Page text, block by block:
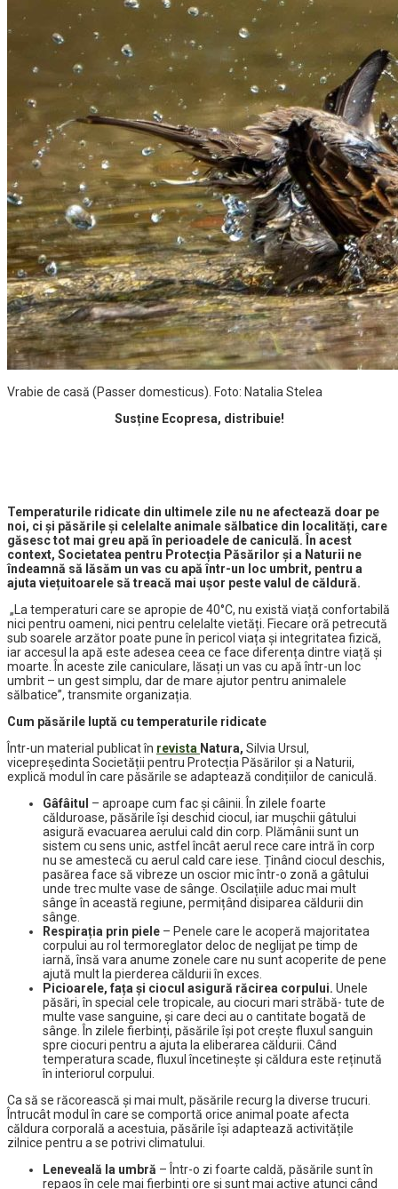
Vrabie de casă (Passer domesticus). Foto: Natalia Stelea
Susține Ecopresa, distribuie!
Temperaturile ridicate din ultimele zile nu ne afectează doar pe
noi, ci și păsările și celelalte animale sălbatice din localități, care
găsesc tot mai greu apă în perioadele de caniculă. În acest
context, Societatea pentru Protecția Păsărilor și a Naturii ne
îndeamnă să lăsăm un vas cu apă într-un loc umbrit, pentru a
ajuta viețuitoarele să treacă mai ușor peste valul de căldură.
„La temperaturi care se apropie de 40°C, nu există viață confortabilă
nici pentru oameni, nici pentru celelalte vietăți. Fiecare oră petrecută
sub soarele arzător poate pune în pericol viața și integritatea fizică,
iar accesul la apă este adesea ceea ce face diferența dintre viață și
moarte. În aceste zile caniculare, lăsați un vas cu apă într-un loc
umbrit – un gest simplu, dar de mare ajutor pentru animalele
sălbatice”, transmite organizația.
Cum păsările luptă cu temperaturile ridicate
Într-un material publicat în revista Natura, Silvia Ursul,
vicepreședinta Societății pentru Protecția Păsărilor și a Naturii,
explică modul în care păsările se adaptează condițiilor de caniculă.
Gâfâitul – aproape cum fac și câinii. În zilele foarte
călduroase, păsările își deschid ciocul, iar mușchii gâtului
asigură evacuarea aerului cald din corp. Plămânii sunt un
sistem cu sens unic, astfel încât aerul rece care intră în corp
nu se amestecă cu aerul cald care iese. Ținând ciocul deschis,
pasărea face să vibreze un oscior mic într-o zonă a gâtului
unde trec multe vase de sânge. Oscilațiile aduc mai mult
sânge în această regiune, permițând disiparea căldurii din
sânge.
Respirația prin piele – Penele care le acoperă majoritatea
corpului au rol termoreglator deloc de neglijat pe timp de
iarnă, însă vara anume zonele care nu sunt acoperite de pene
ajută mult la pierderea căldurii în exces.
Picioarele, fața și ciocul asigură răcirea corpului. Unele
păsări, în special cele tropicale, au ciocuri mari străbă- tute de
multe vase sanguine, și care deci au o cantitate bogată de
sânge. În zilele fierbinți, păsările își pot crește fluxul sanguin
spre ciocuri pentru a ajuta la eliberarea căldurii. Când
temperatura scade, fluxul încetinește și căldura este reținută
în interiorul corpului.
Ca să se răcorească și mai mult, păsările recurg la diverse trucuri.
Întrucât modul în care se comportă orice animal poate afecta
căldura corporală a acestuia, păsările își adaptează activitățile
zilnice pentru a se potrivi climatului.
Leneveală la umbră – Într-o zi foarte caldă, păsările sunt în
repaos în cele mai fierbinți ore și sunt mai active atunci când